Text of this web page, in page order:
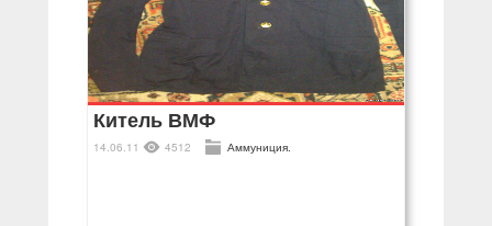
Китель ВМФ
14.06.11 4512 Аммуниция.